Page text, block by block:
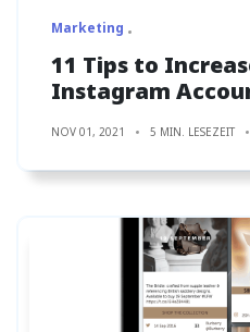
Marketing
11 Tips to
Instagram
NOV 01, 2021 5 MIN. LESEZEIT